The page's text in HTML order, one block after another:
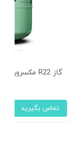
گاز R22 مکسرون
تماس بگیرید